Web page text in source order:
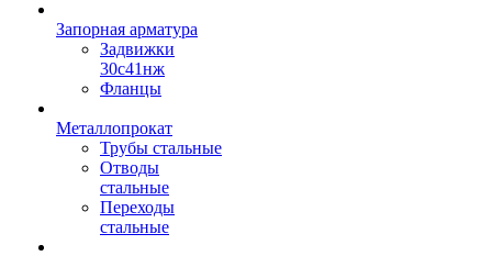
Запорная арматура
Задвижки
30с41нж
Фланцы
Металлопрокат
Трубы стальные
Отводы
стальные
Переходы
стальные